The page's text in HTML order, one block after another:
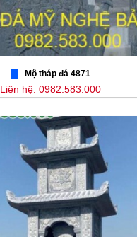
Mộ tháp đá 4871
Liên hệ: 0982.583.000